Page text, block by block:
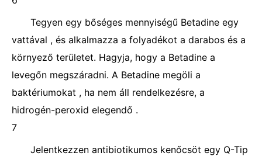
Tegyen egy bőséges mennyiségű Betadine egy
vattával , és alkalmazza a folyadékot a darabos és a
környező területet. Hagyja, hogy a Betadine a
levegőn megszáradni. A Betadine megöli a
baktériumokat , ha nem áll rendelkezésre, a
hidrogén-peroxid elegendő .
7
Jelentkezzen antibiotikumos kenőcsöt egy Q-Tip